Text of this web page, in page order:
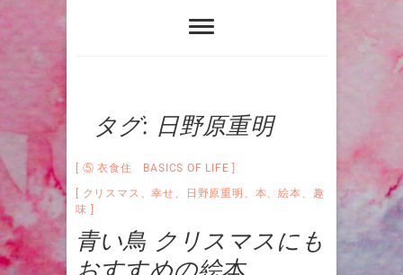
タグ: 日野原重明
⑤ 衣食住 BASICS OF LIFE
クリスマス
、幸せ 日野原重明 本 、絵本
趣
味
青い鳥 クリスマスにも
おすすめの絵本